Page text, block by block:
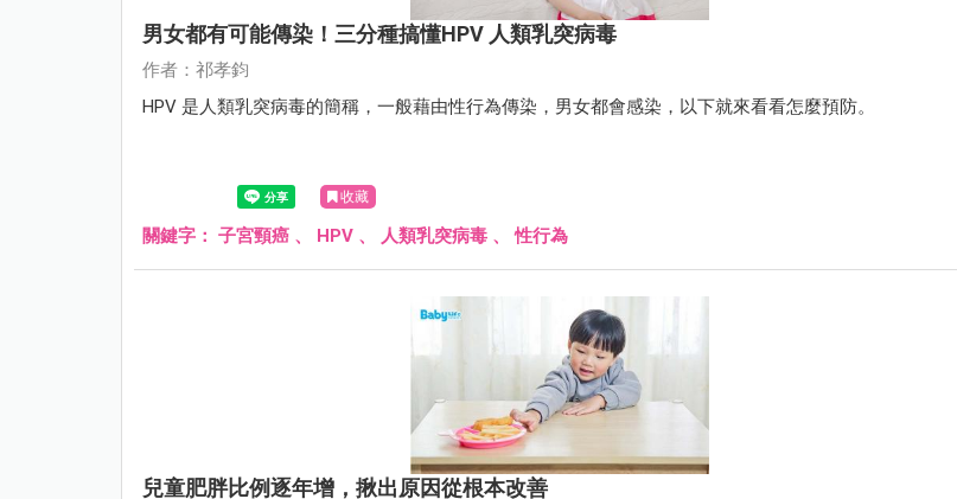
男女都有可能傳染！三分種搞懂HPV 人類乳突病毒
作者：祁孝鈞
HPV 是人類乳突病毒的簡稱，一般藉由性行為傳染，男女都會感染，以下就來看看怎麼預防。
收藏
關鍵字： 子宮頸癌 、 HPV 、 人類乳突病毒 、性行為
兒童肥胖比例逐年增，揪出原因從根本改善